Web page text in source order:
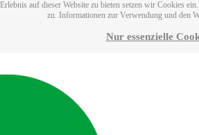
auf dieser Website zu bieten setzen wir Cookies
zu. Informationen zur Verwendung und den
Nur essenzielle